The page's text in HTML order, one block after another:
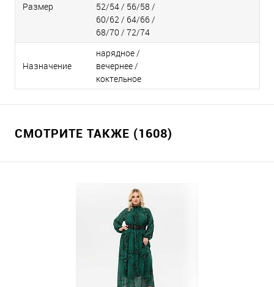
Размер
52/54 / 56/58 /
60/62 / 64/66 /
68/70 / 72/74
Назначение
нарядное /
вечернее /
коктельное
СМОТРИТЕ ТАКЖЕ (1608)